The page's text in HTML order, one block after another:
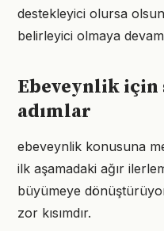
destekleyici olursa
belirleyici olmaya
Ebeveynlik
adımlar
ebeveynlik konusuna
ilk aşamadaki ağır
büyümeye
zor kısımdır.